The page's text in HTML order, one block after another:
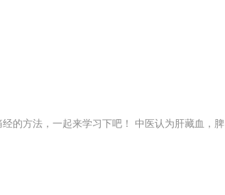
的方法，一起来学习下吧！ 中医认为肝藏血，脾